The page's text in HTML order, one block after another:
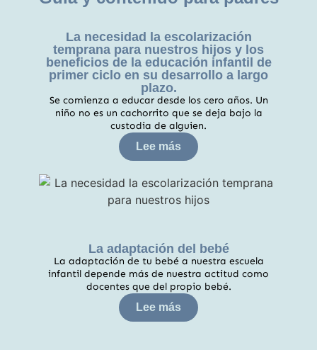
La necesidad la escolarización
temprana para nuestros hijos y los
beneficios de la educación infantil de
primer ciclo en su desarrollo a largo
plazo.
Se comienza a educar desde los cero años. Un
niño no es un cachorrito que se deja bajo la
custodia de alguien.
Lee más
La adaptación del bebé
La adaptación de tu bebé a nuestra escuela
infantil depende más de nuestra actitud como
docentes que del propio bebé.
Lee más